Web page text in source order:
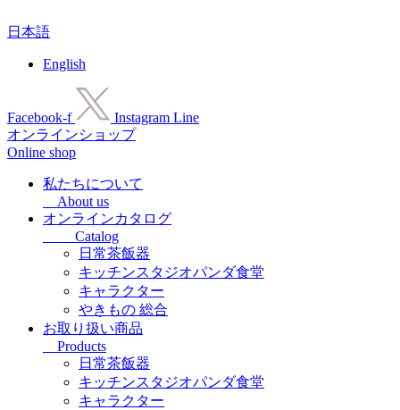
ン
ス
キ
日本語
English
Facebook-f Instagram Line
オンラインショップ
Online shop
私たちについて
About us
オンラインカタログ
Catalog
日常茶飯器
キッチンスタジオパンダ食堂
キャラクター
やきもの 総合
お取り扱い商品
Products
日常茶飯器
キッチンスタジオパンダ食堂
キャラクター